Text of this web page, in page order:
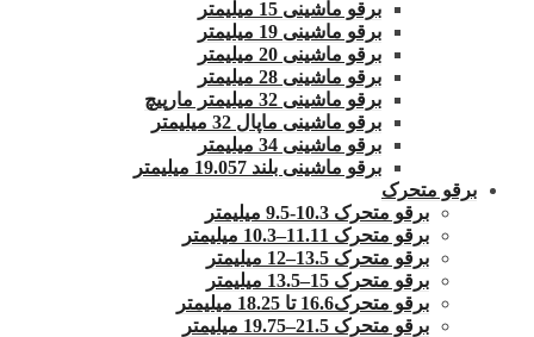
برقو ماشینی 15 میلیمتر
برقو ماشینی 19 میلیمتر
برقو ماشینی 20 میلیمتر
برقو ماشینی 28 میلیمتر
برقو ماشینی 32 میلیمتر مارپیچ
برقو ماشینی ماپال 32 میلیمتر
برقو ماشینی 34 میلیمتر
برقو ماشینی بلند 19.057 میلیمتر
برقو متحرک
برقو متحرک 10.3-9.5 میلیمتر
برقو متحرک 11.11–10.3 میلیمتر
برقو متحرک 13.5–12 میلیمتر
برقو متحرک 15–13.5 میلیمتر
برقو متحرک16.6 تا 18.25 میلیمتر
برقو متحرک 21.5–19.75 میلیمتر